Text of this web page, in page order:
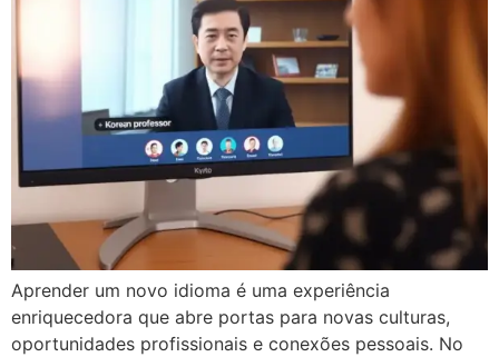
Aprender um novo idioma é uma experiência
enriquecedora que abre portas para novas culturas,
oportunidades profissionais e conexões pessoais. No